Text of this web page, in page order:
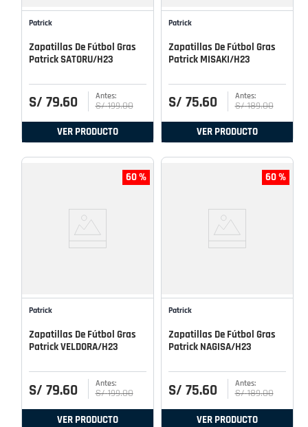
Patrick
Zapatillas De Fútbol Gras
Patrick SATORU/H23
S/ 79.60 S/ 199.00
VER PRODUCTO
Patrick
Zapatillas De Fútbol Gras
Patrick MISAKI/H23
S/ 75.60 S/ 189.00
VER PRODUCTO
60 %
Patrick
Zapatillas De Fútbol Gras
Patrick VELDORA/H23
S/ 79.60 S/ 199.00
VER PRODUCTO
60 %
Patrick
Zapatillas De Fútbol Gras
Patrick NAGISA/H23
S/ 75.60 S/ 189.00
VER PRODUCTO